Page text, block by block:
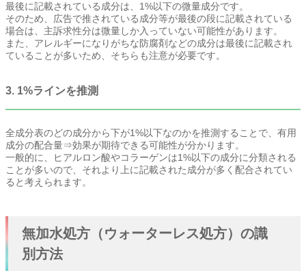
最後に記載されている成分は、1%以下の微量成分です。
そのため、広告で推されている成分等が最後の段に記載されている
場合は、主訴求性分は微量しか入っていない可能性があります。
また、アレルギーになりがちな防腐剤などの成分は最後に記載され
ていることが多いため、そちらも注意が必要です。
3. 1%ラインを推測
全成分表のどの成分から下が1%以下なのかを推測することで、有用
成分の配合量⇒効果が期待できる可能性が分かります。
一般的に、ヒアルロン酸やコラーゲンは1%以下の成分に分類される
ことが多いので、それより上に記載された成分が多く配合されてい
ると考えられます。
無加水処方（ウォーターレス処方）の識
別方法